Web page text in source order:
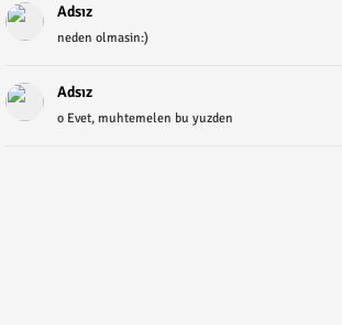
Adsız
neden olmasin:)
Adsız
o Evet, muhtemelen bu yuzden